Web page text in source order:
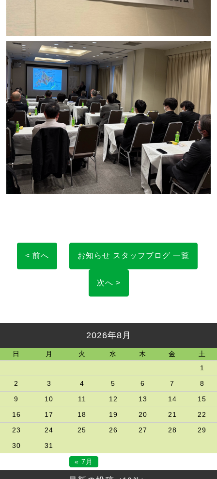
< 前へ お知らせ スタッフブログ 一覧
次へ >
2026年8月
日 月 火 水 木 金 土
« 7月
1
2
3 4 5 6 7
8
9
10 11 12 13 14
15
16
17 18 19 20 21
22
23
24 25 26 27 28
29
30
31